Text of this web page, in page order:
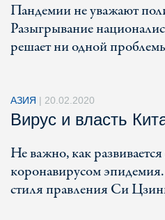
Пандемии не уважают
Разыгрывание
решает ни одной
АЗИЯ | 20.02.2020
Вирус и власть
Не важно, как
коронавирусом
стиля правления Си